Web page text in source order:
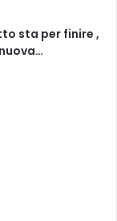
sta per finire ,